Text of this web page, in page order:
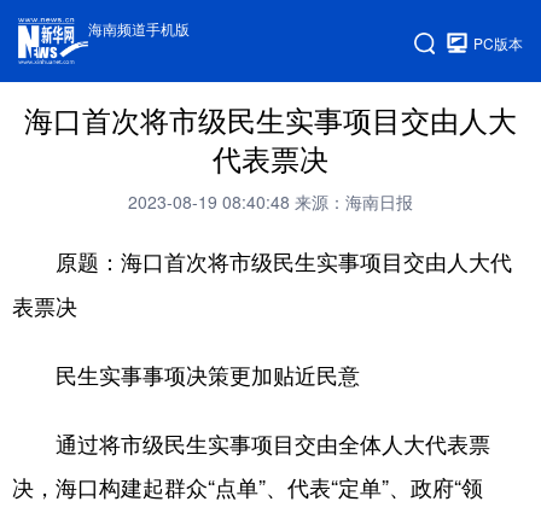
海南频道手机版
PC版本
海口首次将市级民生实事项目交由人大
代表票决
2023-08-19 08:40:48 来源：海南日报
原题：海口首次将市级民生实事项目交由人大代
表票决
民生实事事项决策更加贴近民意
通过将市级民生实事项目交由全体人大代表票
决，海口构建起群众“点单”、代表“定单”、政府“领